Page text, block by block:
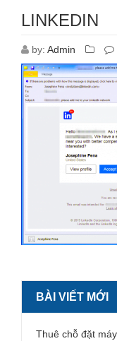
LINKEDIN
by: Admin
BÀI VIẾT MỚI
Thuê chỗ đặt